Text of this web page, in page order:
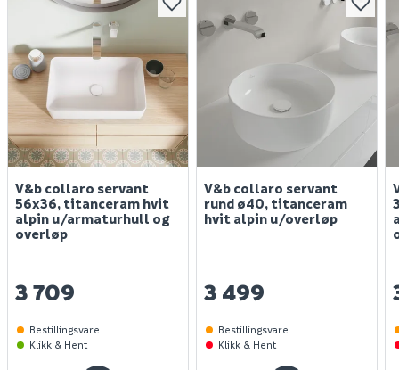
V&b collaro servant
56x36, titanceram hvit
alpin u/armaturhull og
overløp
3 709
Bestillingsvare
Klikk & Hent
V&b collaro servant
rund ø40, titanceram
hvit alpin u/overløp
3 499
Bestillingsvare
Klikk & Hent